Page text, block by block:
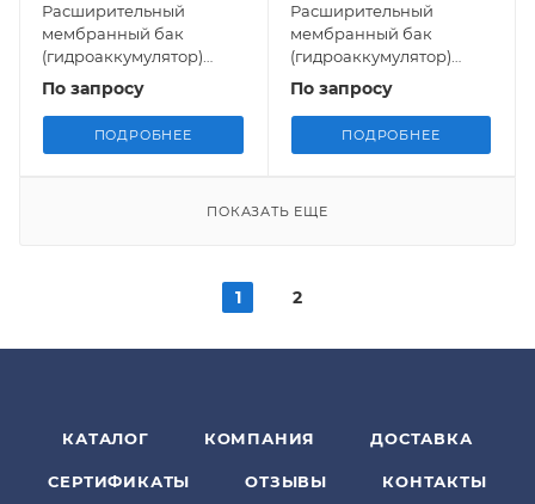
Расширительный
мембранный бак
(гидроаккумулятор)
Airfix D-E-B, 16 бар,
По запросу
ПОДРОБНЕЕ
Расширительный
мембранный бак
(гидроаккумулятор)
Airfix D-E-B, 25 бар,
По запросу
ПОДРОБНЕЕ
ПОКАЗАТЬ ЕЩЕ
1 2
КАТАЛОГ КОМПАНИЯ ДОСТАВКА
СЕРТИФИКАТЫ ОТЗЫВЫ КОНТАКТЫ